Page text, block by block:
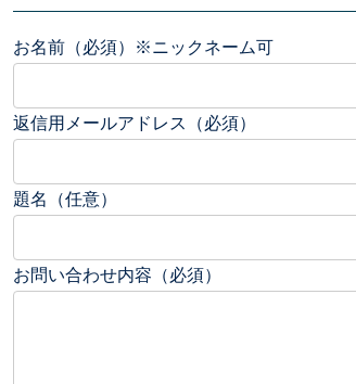
お名前（必須）※ニックネーム可
返信用メールアドレス（必須）
題名（任意）
お問い合わせ内容（必須）